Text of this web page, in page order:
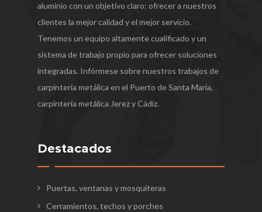
aluminio con un objetivo claro: ofrecer a nuestros
clientes la mejor calidad y el mejor servicio.
Tenemos un equipo altamente cualificado y un
sistema de trabajo propio para ofrecer soluciones
integradas. Infórmese sobre nuestros trabajos de
carpintería metálica en el Puerto de Santa María,
carpintería metálica Jerez y Cádiz.
Destacados
Puertas, ventanas y mosquiteras
Cerramientos, techos y porches